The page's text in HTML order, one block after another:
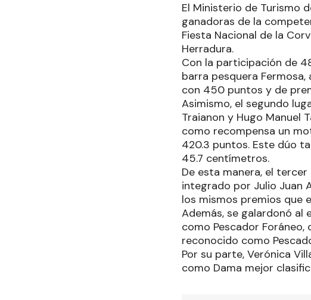
El Ministerio de Turismo
ganadoras de la
Fiesta Nacional de la
Herradura.
Con la participación de
barra pesquera
con 450 puntos y de
Asimismo, el segundo
Traianon y Hugo Manuel
como recompensa un
420.3 puntos. Este dúo
45.7 centímetros.
De esta manera, el
integrado por Julio Juan
los mismos premios que
Además, se galardonó
como Pescador
reconocido como
Por su parte, Verónica
como Dama mejor